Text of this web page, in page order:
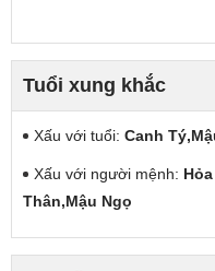
Tuổi xung khắc
Xấu với tuổi: Canh
Xấu với người mệnh: Hỏa
Thân,Mậu Ngọ